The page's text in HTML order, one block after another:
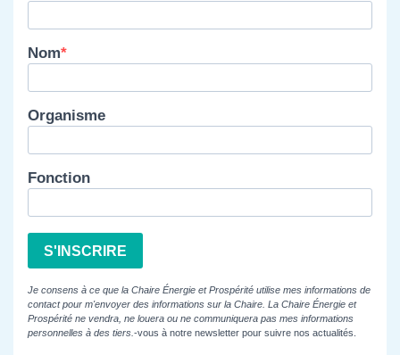
Nom
Organisme
Fonction
S'INSCRIRE
Je consens à ce que la Chaire Énergie et Prospérité utilise mes informations de
contact pour m'envoyer des informations sur la Chaire. La Chaire Énergie et
Prospérité ne vendra, ne louera ou ne communiquera pas mes informations
personnelles à des tiers. -vous à notre newsletter pour suivre nos actualités.